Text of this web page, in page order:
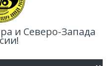
и Северо-Запада